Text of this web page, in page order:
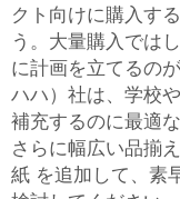
クト向けに購入す
う。大量購入では
に計画を立てるの
ハハ）社は、学校
補充するのに最適
さらに幅広い品揃
紙 を追加して、素